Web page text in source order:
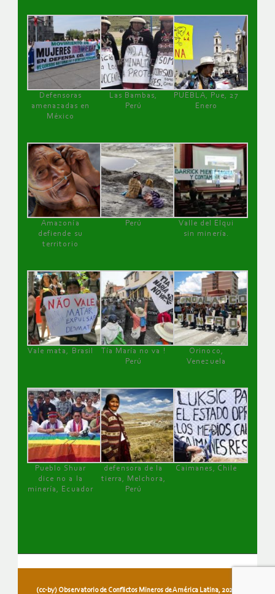
Defensoras
amenazadas en
México
Las Bambas,
Perú
PUEBLA, Pue, 27
Enero
Amazonía
defiende su
territorio
Perú
Valle del Elqui
sin minería.
Vale mata, Brasil
Tía María no va !
Perú
Orinoco,
Venezuela
Pueblo Shuar
dice no a la
minería, Ecuador
defensora de la
tierra, Melchora,
Perú
Caimanes, Chile
(cc-by) Observatorio de Conflictos Mineros de América Latina, 2026